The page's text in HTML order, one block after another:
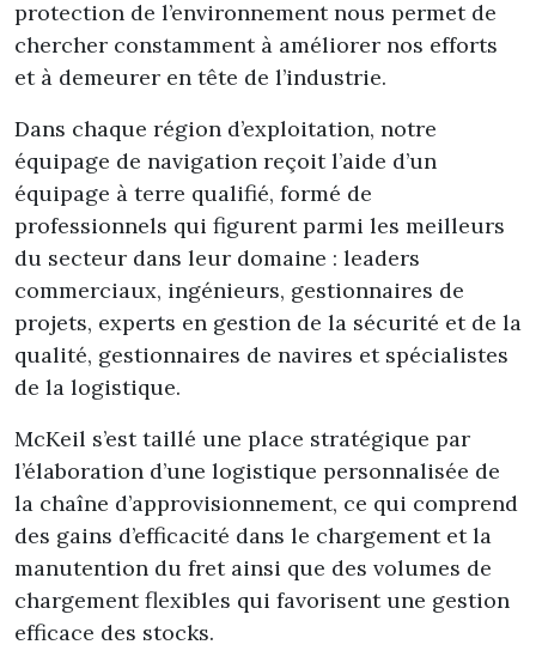
protection de l’environnement nous permet de
chercher constamment à améliorer nos efforts
et à demeurer en tête de l’industrie.
Dans chaque région d’exploitation, notre
équipage de navigation reçoit l’aide d’un
équipage à terre qualifié, formé de
professionnels qui figurent parmi les meilleurs
du secteur dans leur domaine : leaders
commerciaux, ingénieurs, gestionnaires de
projets, experts en gestion de la sécurité et de la
qualité, gestionnaires de navires et spécialistes
de la logistique.
McKeil s’est taillé une place stratégique par
l’élaboration d’une logistique personnalisée de
la chaîne d’approvisionnement, ce qui comprend
des gains d’efficacité dans le chargement et la
manutention du fret ainsi que des volumes de
chargement flexibles qui favorisent une gestion
efficace des stocks.